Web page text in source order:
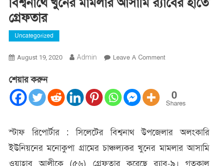
গ্রেফতার
Uncategorized
August 19, 2020 Admin Leave A CommentOn
মামলার
আসামি
গ্রেফতার
শেয়ার করুন
0
Shares
স্টাফ রিপোর্টার : সিলেটের বিশ্বনাথ উপজেলার অলংকারি
ইউনিয়নের মনোকুপা গ্রামের চাঞ্চল্যকর খুনের মামলার আসামি